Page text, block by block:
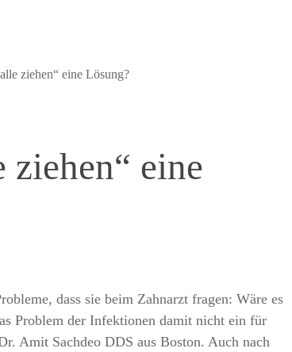
ziehen“ eine Lösung?
ziehen“ eine
dass sie beim Zahnarzt fragen: Wäre es
Problem der Infektionen damit nicht ein für
Amit Sachdeo DDS aus Boston. Auch nach